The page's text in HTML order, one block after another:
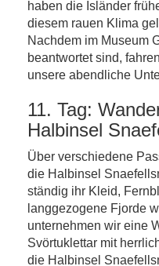
haben die Isländer
diesem rauen Klima
Nachdem im Museum
beantwortet sind,
unsere abendliche
11. Tag:
Halbinsel
Über verschiedene
die Halbinsel
ständig ihr Kleid,
langgezogene Fjorde
unternehmen wir eine
Svörtuklettar mit
die Halbinsel